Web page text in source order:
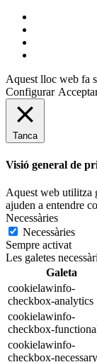
Aquest lloc web fa
Configurar
Tanca
Visió general de
Aquest web utilitza
ajuden a entendre
Necessàries
Necessàries
Sempre activat
Les galetes
Galeta
cookielawinfo-
checkbox-analytics
cookielawinfo-
checkbox-
cookielawinfo-
checkbox-necessary